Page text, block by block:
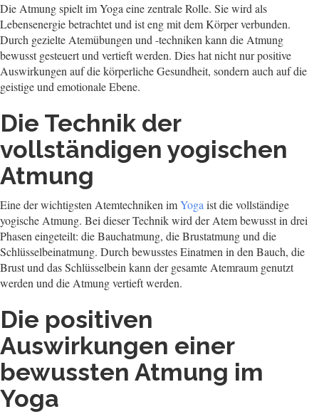
Die Atmung spielt im Yoga eine zentrale Rolle. Sie wird als
Lebensenergie betrachtet und ist eng mit dem Körper verbunden.
Durch gezielte Atemübungen und -techniken kann die Atmung
bewusst gesteuert und vertieft werden. Dies hat nicht nur positive
Auswirkungen auf die körperliche Gesundheit, sondern auch auf die
geistige und emotionale Ebene.
Die Technik der
vollständigen yogischen
Atmung
Eine der wichtigsten Atemtechniken imYogaist die vollständige
yogische Atmung. Bei dieser Technik wird der Atem bewusst in drei
Phasen eingeteilt: die Bauchatmung, die Brustatmung und die
Schlüsselbeinatmung. Durch bewusstes Einatmen in den Bauch, die
Brust und das Schlüsselbein kann der gesamte Atemraum genutzt
werden und die Atmung vertieft werden.
Die positiven
Auswirkungen einer
bewussten Atmung im
Yoga